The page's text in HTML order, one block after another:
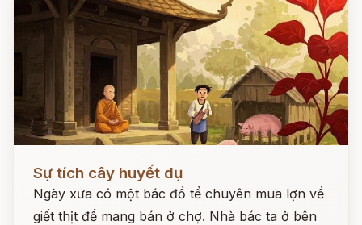
Sự tích cây huyết dụ
Ngày xưa có một bác đồ tể chuyên mua lợn về
giết thịt để mang bán ở chợ. Nhà bác ta ở bên